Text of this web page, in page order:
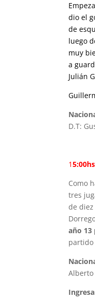
dio el
de
luego
muy
a
Julián
D.T:
15:00hs
Como
tres
de
año 13
partido
Alberto